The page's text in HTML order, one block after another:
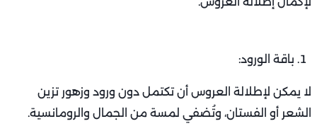
باقة الورود:
لا يمكن لإطلالة العروس أن تكتمل دون ورود وزهور تزين
الشعر أو الفستان، وتُضفي لمسة من الجمال والرومانسية.